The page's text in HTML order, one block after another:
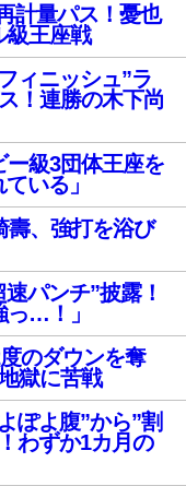
計量パス！憂也
級王座戦
ィニッシュ”ラ
！連勝の木下尚
ー級3団体王座を
いる」
壽、強打を浴び
パンチ”披露！
っ…！」
のダウンを奪
獄に苦戦
ぽよ腹”から”割
わずか1カ月の